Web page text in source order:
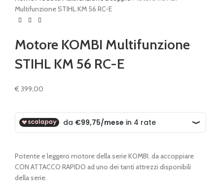
Multifunzione STIHL KM 56 RC-E
Motore KOMBI Multifunzione
STIHL KM 56 RC-E
€ 399,00
Potente e leggero motore della serie KOMBI. da accoppiare
CON ATTACCO RAPIDO ad uno dei tanti attrezzi disponibili
della serie.